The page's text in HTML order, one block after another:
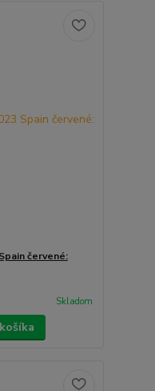
červené:
Skladom